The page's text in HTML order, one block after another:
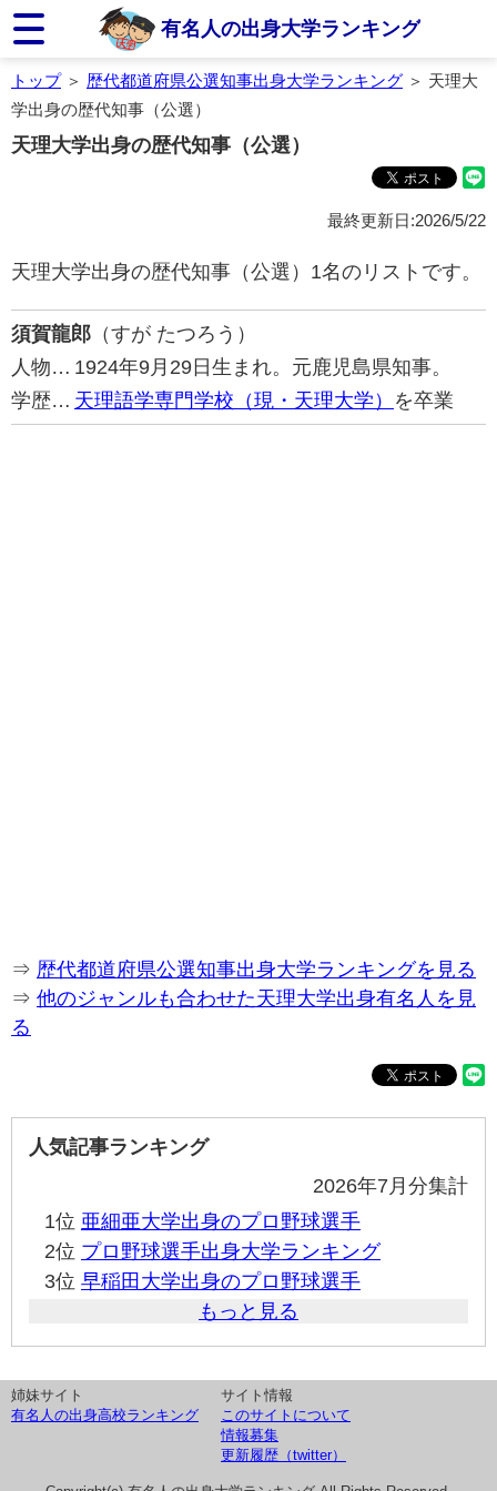
有名人の出身大学ランキング
トップ＞ 歴代都道府県公選知事出身大学ランキング ＞ 天理大
学出身の歴代知事（公選）
天理大学出身の歴代知事（公選）
最終更新日:2026/5/22
天理大学出身の歴代知事（公選）1名のリストです。
須賀龍郎 （すが たつろう）
人物… 1924年9月29日生まれ。元鹿児島県知事。
学歴… 天理語学専門学校（現・天理大学） を卒業
⇒ 歴代都道府県公選知事出身大学ランキングを見る
⇒ 他のジャンルも合わせた天理大学出身有名人を見
る
人気記事ランキング
2026年7月分集計
1位 亜細亜大学出身のプロ野球選手
2位 プロ野球選手出身大学ランキング
3位 早稲田大学出身のプロ野球選手
もっと見る
姉妹サイト
有名人の出身高校ランキング
サイト情報
このサイトについて
情報募集
更新履歴（twitter）